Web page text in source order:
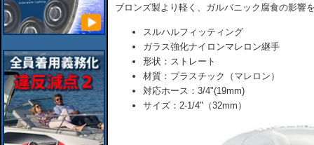
ブロンズ製より軽く、ガルバニック腐食の影響
スルハルフィッティング
ガラス強化ナイロンマレロン継手
形状：ストレート
材質：プラスチック（マレロン）
対応ホース：3/4"(19mm)
サイズ：2-1/4"（32mm）